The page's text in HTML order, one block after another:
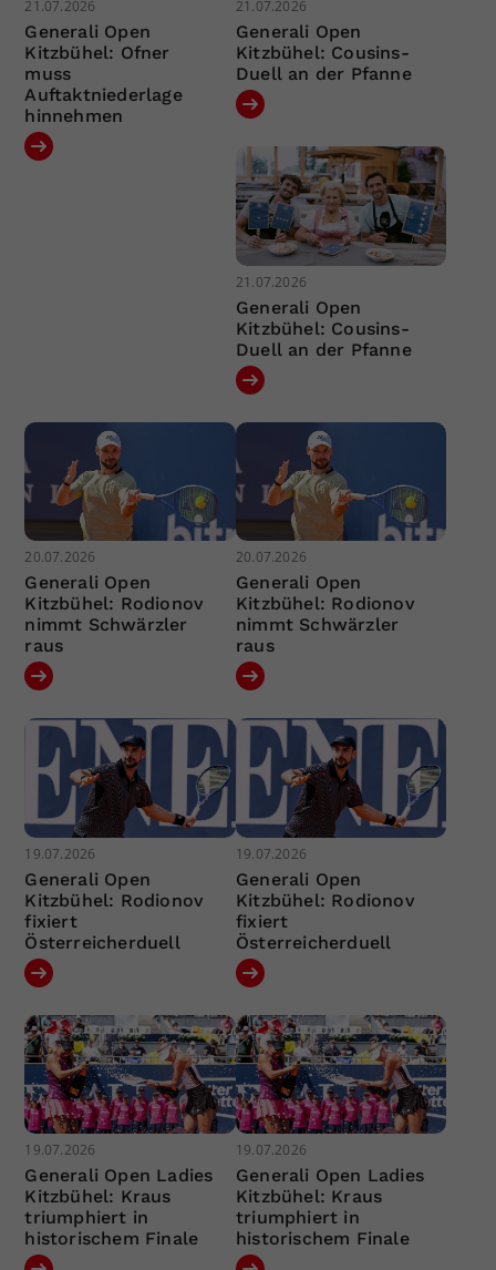
21.07.2026
Generali Open
Kitzbühel: Ofner
muss
Auftaktniederlage
hinnehmen
21.07.2026
Generali Open
Kitzbühel: Cousins-
Duell an der Pfanne
21.07.2026
Generali Open
Kitzbühel: Cousins-
Duell an der Pfanne
20.07.2026
Generali Open
Kitzbühel: Rodionov
nimmt Schwärzler
raus
20.07.2026
Generali Open
Kitzbühel: Rodionov
nimmt Schwärzler
raus
19.07.2026
Generali Open
Kitzbühel: Rodionov
fixiert
Österreicherduell
19.07.2026
Generali Open
Kitzbühel: Rodionov
fixiert
Österreicherduell
19.07.2026
Generali Open Ladies
Kitzbühel: Kraus
triumphiert in
historischem Finale
19.07.2026
Generali Open Ladies
Kitzbühel: Kraus
triumphiert in
historischem Finale